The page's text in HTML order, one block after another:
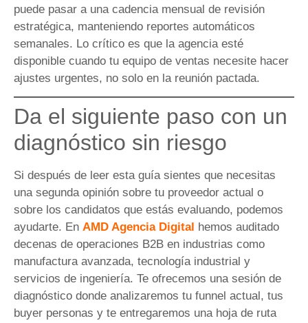
puede pasar a una cadencia mensual de revisión
estratégica, manteniendo reportes automáticos
semanales. Lo crítico es que la agencia esté
disponible cuando tu equipo de ventas necesite hacer
ajustes urgentes, no solo en la reunión pactada.
Da el siguiente paso con un
diagnóstico sin riesgo
Si después de leer esta guía sientes que necesitas
una segunda opinión sobre tu proveedor actual o
sobre los candidatos que estás evaluando, podemos
ayudarte. En AMD Agencia Digital hemos auditado
decenas de operaciones B2B en industrias como
manufactura avanzada, tecnología industrial y
servicios de ingeniería. Te ofrecemos una sesión de
diagnóstico donde analizaremos tu funnel actual, tus
buyer personas y te entregaremos una hoja de ruta